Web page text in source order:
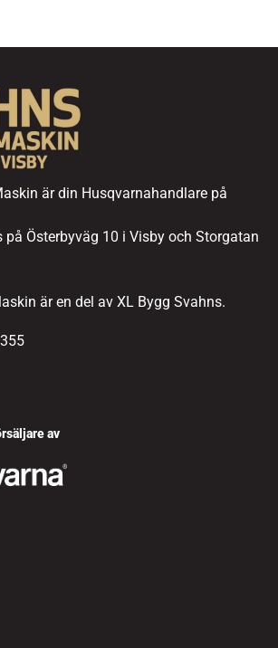
är din Husqvarnahandlare på
på Österbyväg 10 i Visby och Storgatan
är en del av XL Bygg Svahns.
av